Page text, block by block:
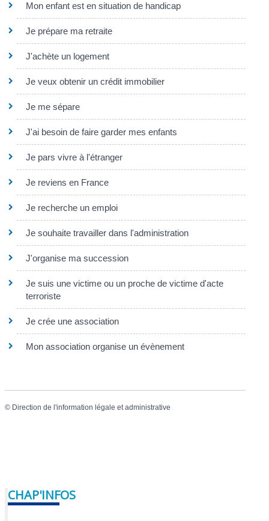
Mon enfant est en situation de handicap
Je prépare ma retraite
J'achète un logement
Je veux obtenir un crédit immobilier
Je me sépare
J'ai besoin de faire garder mes enfants
Je pars vivre à l'étranger
Je reviens en France
Je recherche un emploi
Je souhaite travailler dans l'administration
J'organise ma succession
Je suis une victime ou un proche de victime d'acte
terroriste
Je crée une association
Mon association organise un évènement
© Direction de l'information légale et administrative
CHAP'INFOS